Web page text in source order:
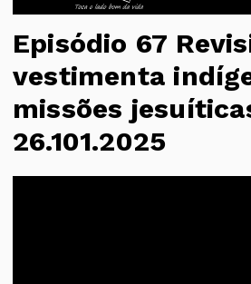
Episódio 67
vestimenta
missões
26.101.2025